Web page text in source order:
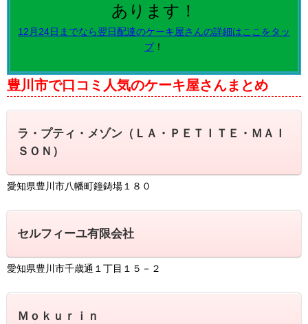
あります！
12月24日までなら翌日配達のケーキ屋さんの詳細はここをタッ
プ！
豊川市で口コミ人気のケーキ屋さんまとめ
ラ・プティ・メゾン（ＬＡ・ＰＥＴＩＴＥ・ＭＡＩ
ＳＯＮ）
愛知県豊川市八幡町鐘鋳場１８０
セルフィーユ有限会社
愛知県豊川市千歳通１丁目１５－２
Ｍｏｋｕｒｉｎ